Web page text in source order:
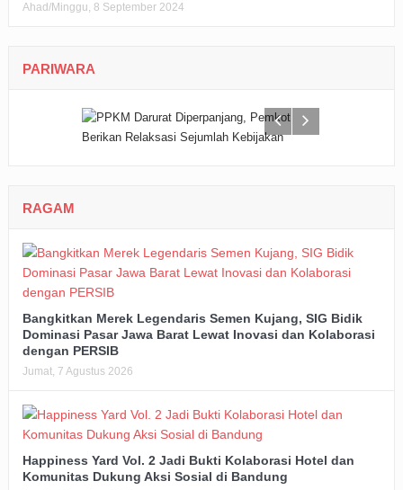
Ahad/Minggu, 8 September 2024
PARIWARA
RAGAM
Bangkitkan Merek Legendaris Semen Kujang, SIG Bidik
Dominasi Pasar Jawa Barat Lewat Inovasi dan Kolaborasi
dengan PERSIB
Jumat, 7 Agustus 2026
Happiness Yard Vol. 2 Jadi Bukti Kolaborasi Hotel dan
Komunitas Dukung Aksi Sosial di Bandung